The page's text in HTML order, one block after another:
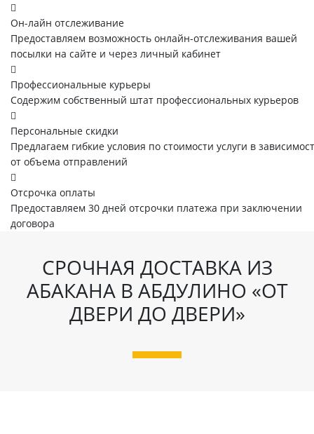
Он-лайн отслеживание
Предоставляем возможность онлайн-отслеживания вашей
посылки на сайте и через личный кабинет
Профессиональные курьеры
Содержим собственный штат профессиональных курьеров
Персональные скидки
Предлагаем гибкие условия по стоимости услуги в
от объема отправлений
Отсрочка оплаты
Предоставляем 30 дней отсрочки платежа при заключении
договора
СРОЧНАЯ ДОСТАВКА ИЗ
АБАКАНА В АБДУЛИНО «ОТ
ДВЕРИ ДО ДВЕРИ»